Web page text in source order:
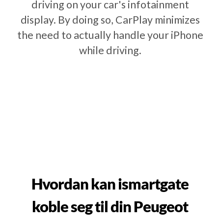
driving on your car's infotainment
display. By doing so, CarPlay minimizes
the need to actually handle your iPhone
while driving.
Hvordan kan ismartgate
koble seg til din Peugeot